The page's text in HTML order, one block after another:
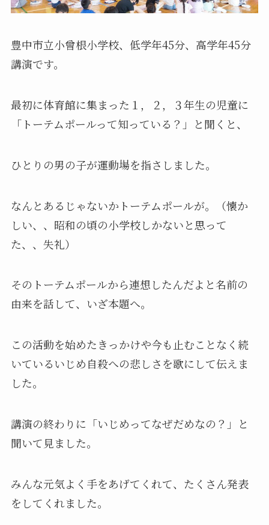
豊中市立小曾根小学校、低学年45分、高学年45分
講演です。
最初に体育館に集まった１，２，３年生の児童に
「トーテムポールって知っている？」と聞くと、
ひとりの男の子が運動場を指さしました。
なんとあるじゃないかトーテムポールが。（懐か
しい、、昭和の頃の小学校しかないと思って
た、、失礼）
そのトーテムポールから連想したんだよと名前の
由来を話して、いざ本題へ。
この活動を始めたきっかけや今も止むことなく続
いているいじめ自殺への悲しさを歌にして伝えま
した。
講演の終わりに「いじめってなぜだめなの？」と
聞いて見ました。
みんな元気よく手をあげてくれて、たくさん発表
をしてくれました。